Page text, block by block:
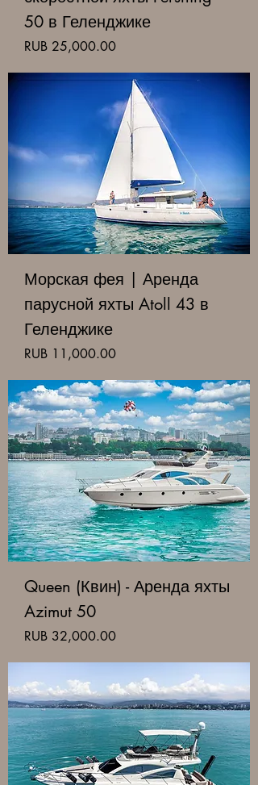
50 в Геленджике
Price
RUB 25,000.00
Морская фея | Аренда
парусной яхты Atoll 43 в
Геленджике
Price
RUB 11,000.00
Queen (Квин) - Аренда яхты
Azimut 50
Price
RUB 32,000.00